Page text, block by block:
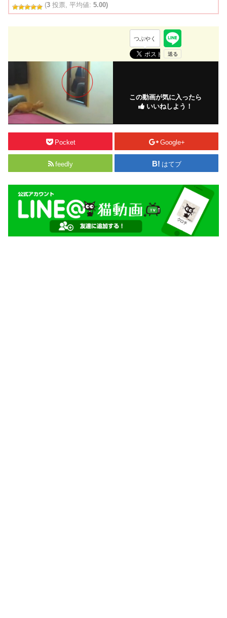
(3 投票, 平均値:5.00)
つぶやく
この動画が気に入ったら
いいねしよう！
Pocket Google+
feedly はてブ